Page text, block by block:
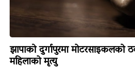
झापाको दुर्गापुरमा
महिलाको मृत्यु